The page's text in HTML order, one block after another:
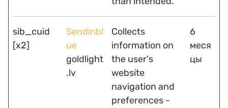
sib_cuid
[x2]
Sendinbl
ue
goldlight
.lv
Collects
information on
the user's
website
navigation and
preferences -
6
меся
цы